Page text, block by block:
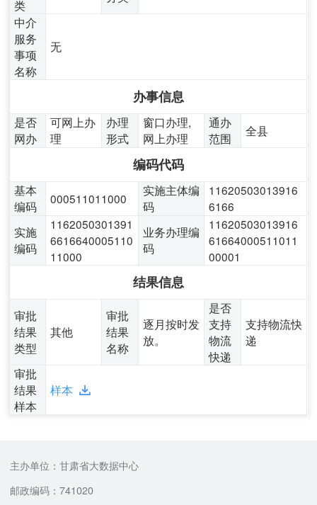
类
中介
服务
事项
名称
无
办事信息
是否
网办
可网上办
理
办理
形式
窗口办理,
网上办理
通办
范围
全县
编码代码
基本
编码
000511011000
实施主体编
码
11620503013916
6166
实施
编码
1162050301391
6616640005110
11000
业务办理编
码
11620503013916
61664000511011
00001
结果信息
审批
结果
类型
其他
审批
结果
名称
逐月按时发
放。
是否
支持
物流
快递
支持物流快
递
审批
结果
样本
样本
主办单位：甘肃省大数据中心
邮政编码：741020